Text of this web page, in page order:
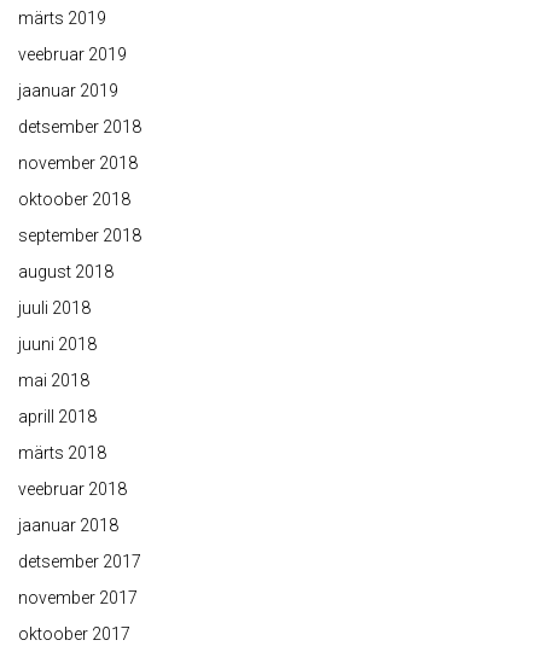
märts 2019
veebruar 2019
jaanuar 2019
detsember 2018
november 2018
oktoober 2018
september 2018
august 2018
juuli 2018
juuni 2018
mai 2018
aprill 2018
märts 2018
veebruar 2018
jaanuar 2018
detsember 2017
november 2017
oktoober 2017